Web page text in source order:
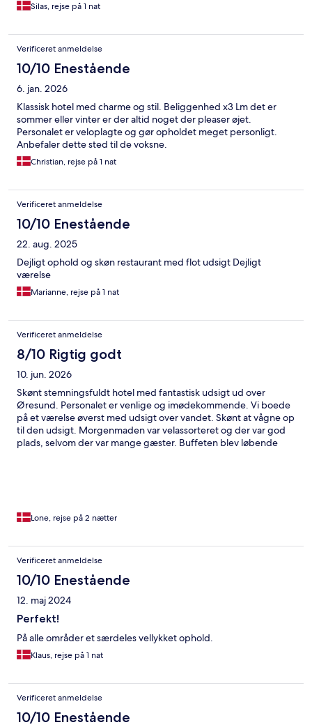
Silas, rejse på 1 nat
Verificeret anmeldelse
10/10 Enestående
6. jan. 2026
Klassisk hotel med charme og stil. Beliggenhed x3 Lm det er
sommer eller vinter er der altid noget der pleaser øjet.
Personalet er veloplagte og gør opholdet meget personligt.
Anbefaler dette sted til de voksne.
Christian, rejse på 1 nat
Verificeret anmeldelse
10/10 Enestående
22. aug. 2025
Dejligt ophold og skøn restaurant med flot udsigt Dejligt
værelse
Marianne, rejse på 1 nat
Verificeret anmeldelse
8/10 Rigtig godt
10. jun. 2026
Skønt stemningsfuldt hotel med fantastisk udsigt ud over
Øresund. Personalet er venlige og imødekommende. Vi boede
på et værelse øverst med udsigt over vandet. Skønt at vågne op
til den udsigt. Morgenmaden var velassorteret og der var god
plads, selvom der var mange gæster. Buffeten blev løbende
Lone, rejse på 2 nætter
Verificeret anmeldelse
10/10 Enestående
12. maj 2024
Perfekt!
På alle områder et særdeles vellykket ophold.
Klaus, rejse på 1 nat
Verificeret anmeldelse
10/10 Enestående